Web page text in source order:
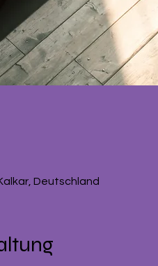
Deutschland